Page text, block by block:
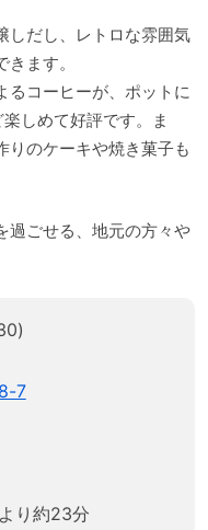
しだし、レトロな雰囲気
ます。
るコーヒーが、ポットに
しめて好評です。ま
りのケーキや焼き菓子も
過ごせる、地元の方々や
7
り約23分